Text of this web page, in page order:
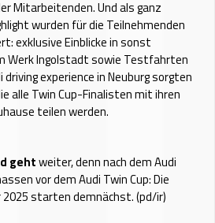
Mitarbeitenden. Und als ganz
wurden für die Teilnehmenden
exklusive Einblicke in sonst
Werk Ingolstadt sowie Testfahrten
experience in Neuburg sorgten
alle Twin Cup-Finalisten mit ihren
teilen werden.
gehtweiter, denn nach dem Audi
vor dem Audi Twin Cup: Die
starten demnächst. (pd/ir)